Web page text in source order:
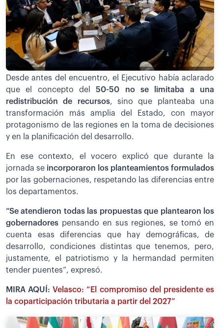
Desde antes del encuentro, el Ejecutivo había aclarado
que el concepto del50-50 no se limitaba a una
redistribución de recursos, sino que planteaba una
transformación más amplia del Estado, con mayor
protagonismo de las regiones en la toma de decisiones
y en la planificación del desarrollo.
En ese contexto, el vocero explicó que durante la
jornada se incorporaron los planteamientos formulados
por las gobernaciones, respetando las diferencias entre
los departamentos.
“Se atendieron todas las propuestas que plantearon los
gobernadores pensando en sus regiones, se tomó en
cuenta esas diferencias que hay demográficas, de
desarrollo, condiciones distintas que tenemos, pero,
justamente, el patriotismo y la hermandad permiten
tender puentes”, expresó.
MIRA AQUÍ:Velasco: “El compromiso del presidente es
la coparticipación tributaria a partir del 2027”